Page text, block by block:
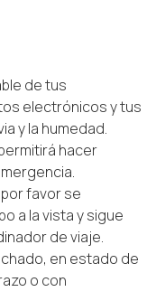
de tus
electrónicos y tus
y la humedad.
hacer
favor se
a la vista y sigue
de viaje.
en estado de
o con